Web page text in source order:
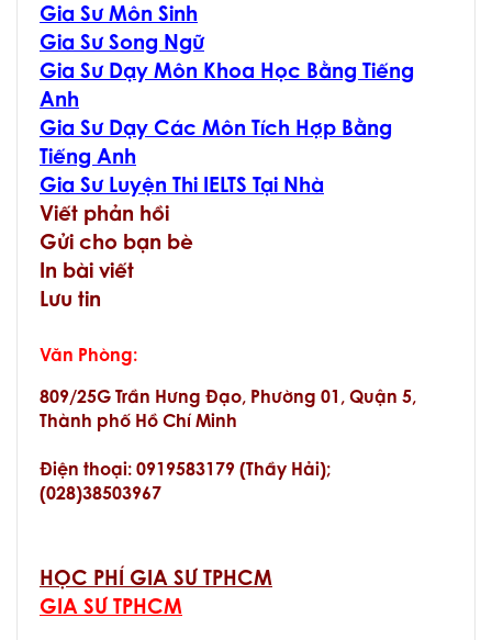
Gia Sư Môn Sinh
Gia Sư Song Ngữ
Gia Sư Dạy Môn Khoa Học Bằng Tiếng
Anh
Gia Sư Dạy Các Môn Tích Hợp Bằng
Tiếng Anh
Gia Sư Luyện Thi IELTS Tại Nhà
Viết phản hồi
Gửi cho bạn bè
In bài viết
Lưu tin
Văn Phòng:
809/25G Trần Hưng Đạo, Phường 01, Quận 5,
Thành phố Hồ Chí Minh
Điện thoại: 0919583179 (Thầy Hải);
(028)38503967
HỌC PHÍ GIA SƯ TPHCM
GIA SƯ TPHCM